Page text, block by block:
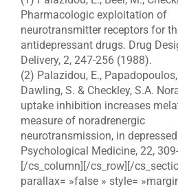
Pharmacologic exploitation of
neurotransmitter receptors for
antidepressant drugs. Drug
Delivery, 2, 247-256 (1988).
(2) Palazidou, E.,
Dawling, S. & Checkley, S.A.
uptake inhibition increases
measure of noradrenergic
neurotransmission, in
Psychological Medicine, 22,
[/cs_column][/cs_row][/
parallax= »false » style=